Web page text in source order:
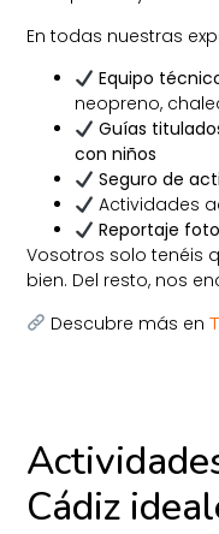
En todas nuestras
Equipo
neopreno,
Guías
con niños
Seguro de
Actividades
Reportaje
Vosotros solo tenéis
bien. Del resto, nos
Descubre más en
Cádiz